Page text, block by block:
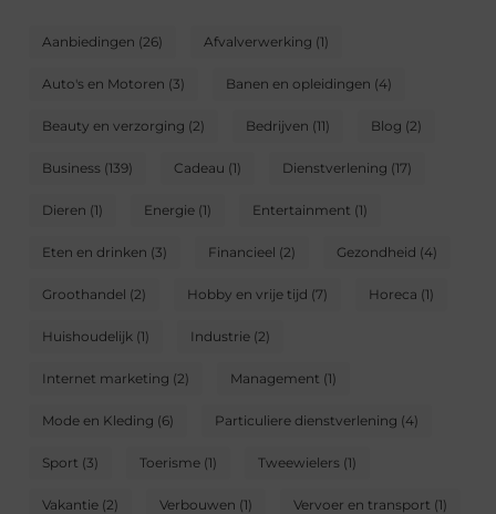
Aanbiedingen (26) Afvalverwerking (1)
Auto's en Motoren (3) Banen en opleidingen (4)
Beauty en verzorging (2) Bedrijven (11) Blog (2)
Business (139) Cadeau (1) Dienstverlening (17)
Dieren (1) Energie (1) Entertainment (1)
Eten en drinken (3) Financieel (2) Gezondheid (4)
Groothandel (2) Hobby en vrije tijd (7) Horeca (1)
Huishoudelijk (1) Industrie (2)
Internet marketing (2) Management (1)
Mode en Kleding (6) Particuliere dienstverlening (4)
Sport (3) Toerisme (1) Tweewielers (1)
Vakantie (2) Verbouwen (1) Vervoer en transport (1)